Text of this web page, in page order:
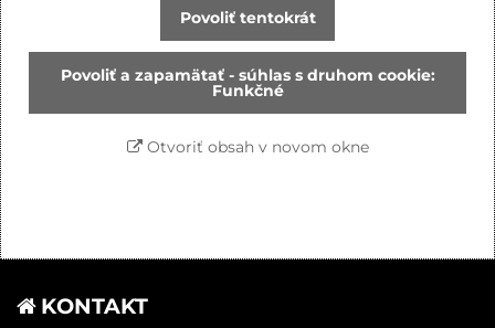
Povoliť tentokrát
Povoliť a zapamätať - súhlas s druhom cookie:
Funkčné
Otvoriť obsah v novom okne
KONTAKT